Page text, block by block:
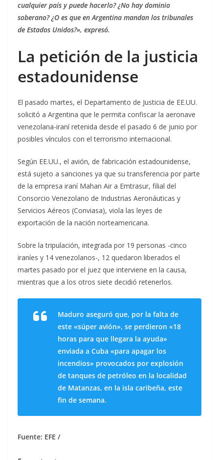
cualquier país y puede hacerlo? ¿No hay dominio
soberano? ¿O es que en Argentina mandan los tribunales
de Estados Unidos?», expresó.
La petición de la justicia
estadounidense
El pasado martes, el Departamento de Justicia de EE.UU.
solicitó a Argentina que le permita confiscar la aeronave
venezolana-iraní retenida desde el pasado 6 de junio por
posibles vínculos con el terrorismo internacional.
Según EE.UU., el avión, de fabricación estadounidense,
está sujeto a sanciones ya que su transferencia por parte
de la empresa iraní Mahan Air a Emtrasur, filial del
Consorcio Venezolano de Industrias Aeronáuticas y
Servicios Aéreos (Conviasa), viola las leyes de
exportación de la nación norteamericana.
Sobre la tripulación, integrada por 19 personas -cinco
iraníes y 14 venezolanos-, 12 quedaron liberados el
martes pasado por el juez que interviene en la causa,
mientras que a los otros siete decidió retenerlos.
Maduro aseguró que, por la falta de
este «súper avión», se perdieron «18
horas para que llegara la ayuda»
enviada a Cuba «para apagar los
incendios» provocados por explosión
de tanques de petróleo en la localidad
de Matanzas, en la isla caribeña, este
fin de semana.
Fuente: EFE /